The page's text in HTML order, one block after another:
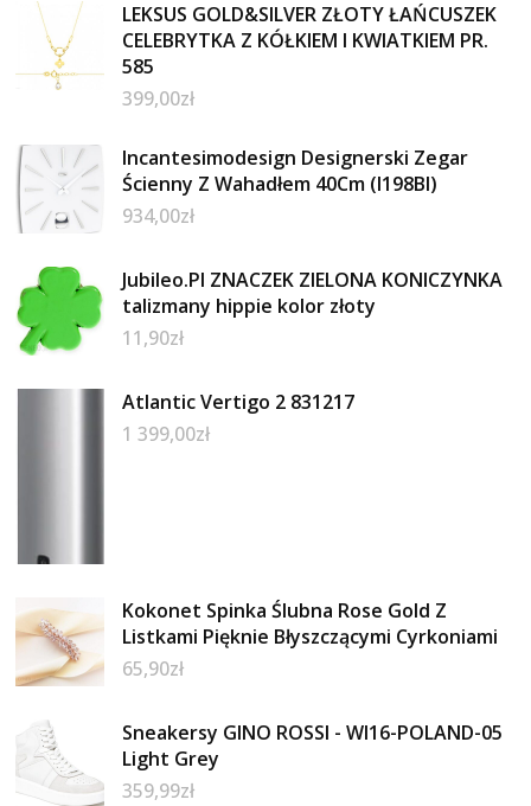
LEKSUS GOLD&SILVER ZŁOTY ŁAŃCUSZEK
CELEBRYTKA Z KÓŁKIEM I KWIATKIEM PR.
585
399,00zł
Incantesimodesign Designerski Zegar
Ścienny Z Wahadłem 40Cm (I198Bl)
934,00zł
Jubileo.Pl ZNACZEK ZIELONA KONICZYNKA
talizmany hippie kolor złoty
11,90zł
Atlantic Vertigo 2 831217
1 399,00zł
Kokonet Spinka Ślubna Rose Gold Z
Listkami Pięknie Błyszczącymi Cyrkoniami
65,90zł
Sneakersy GINO ROSSI - WI16-POLAND-05
Light Grey
359,99zł